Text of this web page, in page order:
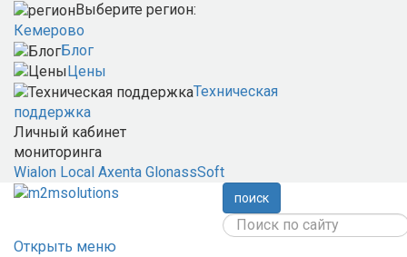
Выберите регион:
Кемерово
Блог
Цены
Техническая
поддержка
Личный кабинет
мониторинга
Wialon Local Axenta GlonassSoft
поиск
Открыть меню